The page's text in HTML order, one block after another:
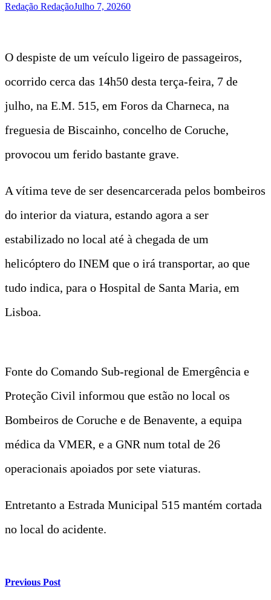
Redação RedaçãoJulho 7, 20260
O despiste de um veículo ligeiro de passageiros,
ocorrido cerca das 14h50 desta terça-feira, 7 de
julho, na E.M. 515, em Foros da Charneca, na
freguesia de Biscainho, concelho de Coruche,
provocou um ferido bastante grave.
A vítima teve de ser desencarcerada pelos bombeiros
do interior da viatura, estando agora a ser
estabilizado no local até à chegada de um
helicóptero do INEM que o irá transportar, ao que
tudo indica, para o Hospital de Santa Maria, em
Lisboa.
Fonte do Comando Sub-regional de Emergência e
Proteção Civil informou que estão no local os
Bombeiros de Coruche e de Benavente, a equipa
médica da VMER, e a GNR num total de 26
operacionais apoiados por sete viaturas.
Entretanto a Estrada Municipal 515 mantém cortada
no local do acidente.
Previous Post